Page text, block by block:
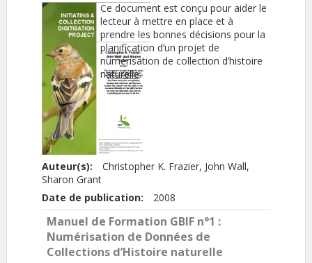
Ce document est conçu pour aider le
lecteur à mettre en place et à
prendre les bonnes décisions pour la
planification d’un projet de
numérisation de collection d’histoire
naturelle.
Auteur(s):
Christopher K. Frazier, John Wall,
Sharon Grant
Date de publication:
2008
Manuel de Formation GBIF n°1 :
Numérisation de Données de
Collections d’Histoire naturelle